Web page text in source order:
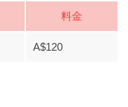
料金
A$120